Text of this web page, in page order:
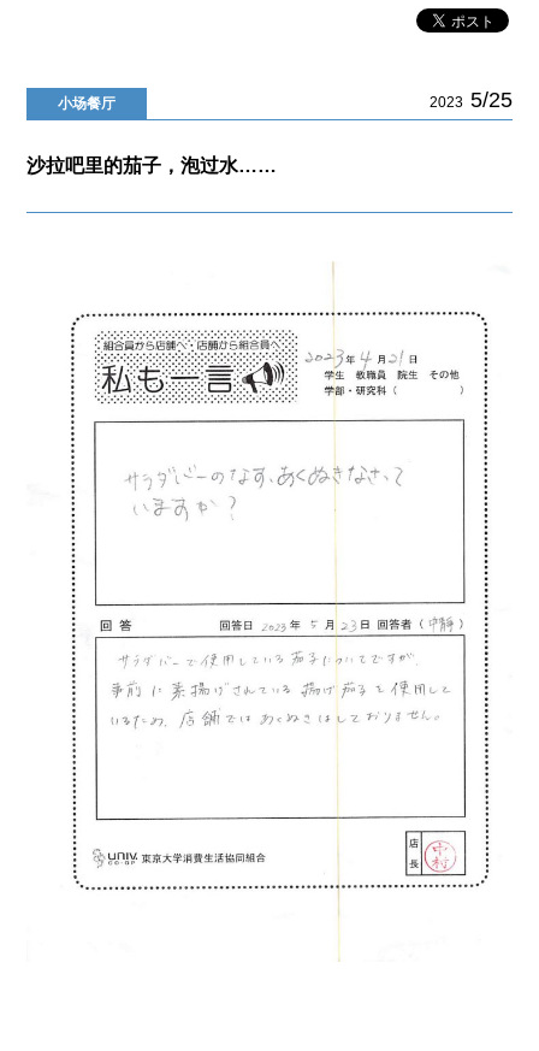
小场餐厅 2023 5/25
沙拉吧里的茄子，泡过水……